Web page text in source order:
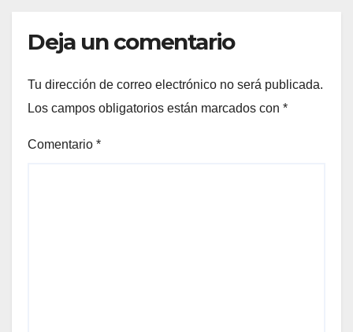
Deja un comentario
Tu dirección de correo electrónico no será publicada.
Los campos obligatorios están marcados con *
Comentario *